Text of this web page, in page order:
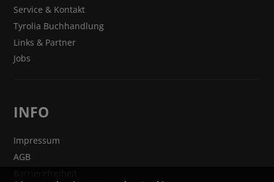
Service & Kontakt
Tyrolia Buchhandlung
Links & Partner
Jobs
INFO
Impressum
AGB